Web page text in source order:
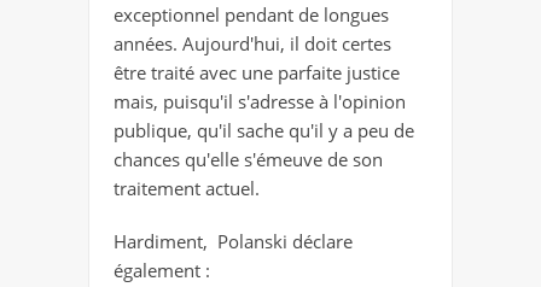
exceptionnel pendant de longues
années. Aujourd'hui, il doit certes
être traité avec une parfaite justice
mais, puisqu'il s'adresse à l'opinion
publique, qu'il sache qu'il y a peu de
chances qu'elle s'émeuve de son
traitement actuel.
Hardiment, Polanski déclare
également :